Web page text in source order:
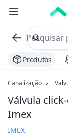
commerce
Produtos
Canalização
Válvula
Imex
IMEX